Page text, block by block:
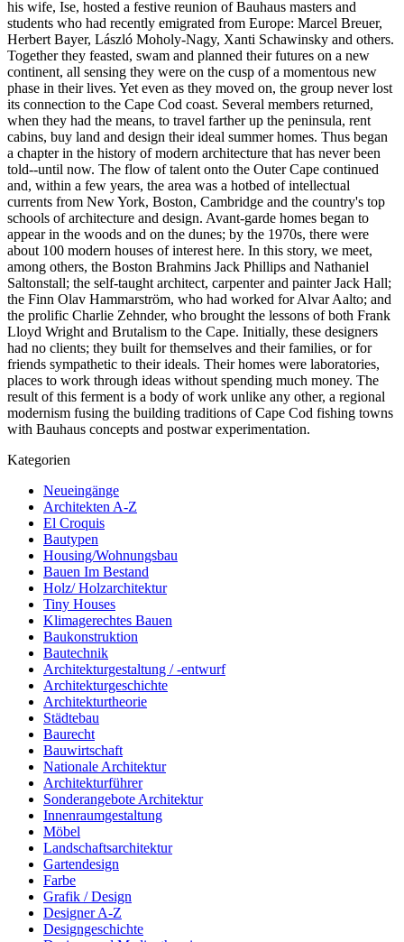
his wife, Ise, hosted a festive reunion of Bauhaus masters and
students who had recently emigrated from Europe: Marcel Breuer,
Herbert Bayer, László Moholy-Nagy, Xanti Schawinsky and others.
Together they feasted, swam and planned their futures on a new
continent, all sensing they were on the cusp of a momentous new
phase in their lives. Yet even as they moved on, the group never lost
its connection to the Cape Cod coast. Several members returned,
when they had the means, to travel farther up the peninsula, rent
cabins, buy land and design their ideal summer homes. Thus began
a chapter in the history of modern architecture that has never been
told--until now. The flow of talent onto the Outer Cape continued
and, within a few years, the area was a hotbed of intellectual
currents from New York, Boston, Cambridge and the country's top
schools of architecture and design. Avant-garde homes began to
appear in the woods and on the dunes; by the 1970s, there were
about 100 modern houses of interest here. In this story, we meet,
among others, the Boston Brahmins Jack Phillips and Nathaniel
Saltonstall; the self-taught architect, carpenter and painter Jack Hall;
the Finn Olav Hammarström, who had worked for Alvar Aalto; and
the prolific Charlie Zehnder, who brought the lessons of both Frank
Lloyd Wright and Brutalism to the Cape. Initially, these designers
had no clients; they built for themselves and their families, or for
friends sympathetic to their ideals. Their homes were laboratories,
places to work through ideas without spending much money. The
result of this ferment is a body of work unlike any other, a regional
modernism fusing the building traditions of Cape Cod fishing towns
with Bauhaus concepts and postwar experimentation.
Kategorien
Neueingänge
Architekten A-Z
El Croquis
Bautypen
Housing/Wohnungsbau
Bauen Im Bestand
Holz/ Holzarchitektur
Tiny Houses
Klimagerechtes Bauen
Baukonstruktion
Bautechnik
Architekturgestaltung / -entwurf
Architekturgeschichte
Architekturtheorie
Städtebau
Baurecht
Bauwirtschaft
Nationale Architektur
Architekturführer
Sonderangebote Architektur
Innenraumgestaltung
Möbel
Landschaftsarchitektur
Gartendesign
Farbe
Grafik / Design
Designer A-Z
Designgeschichte